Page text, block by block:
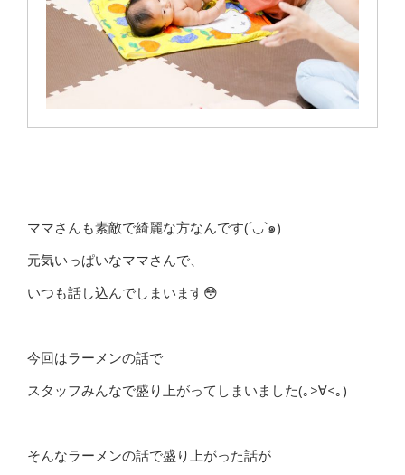
ママさんも素敵で綺麗な方なんです(´◡`๑)
元気いっぱいなママさんで、
いつも話し込んでしまいます😳
今回はラーメンの話で
スタッフみんなで盛り上がってしまいました(｡>∀<｡)
そんなラーメンの話で盛り上がった話が